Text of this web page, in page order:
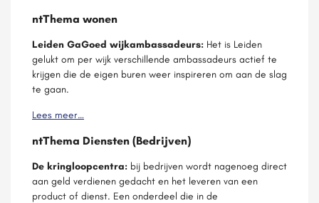
ntThema wonen
Leiden GaGoed wijkambassadeurs: Het is Leiden
gelukt om per wijk verschillende ambassadeurs actief te
krijgen die de eigen buren weer inspireren om aan de slag
te gaan.
Lees meer…
ntThema Diensten (Bedrijven)
De kringloopcentra: bij bedrijven wordt nagenoeg direct
aan geld verdienen gedacht en het leveren van een
product of dienst. Een onderdeel die in de